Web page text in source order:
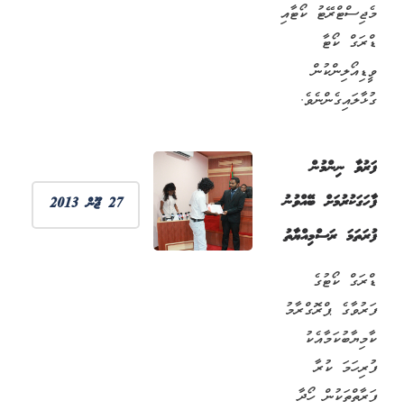
މެޖިސްޓްރޭޓު ކޯޓާއި
ޑްރަގް ކޯޓާ
ވީޑިއޯލިންކުން
ގުޅާލައިގެންނެވެ.
27 ޖޫން 2013
ފަރުވާ ނިންމުން
ފާހަގަކުރުމަށް ބޭއްވުނު
ފުރަތަމަ ރަސްމިއްޔާތު
ޑްރަގް ކޯޓުގެ
ފަރުވާގެ ޕްރޮގްރާމު
ކާމިޔާބުކަމާއެކު
ފުރިހަމަ ކުރާ
ފަރާތްތަކުން ހޯދާ